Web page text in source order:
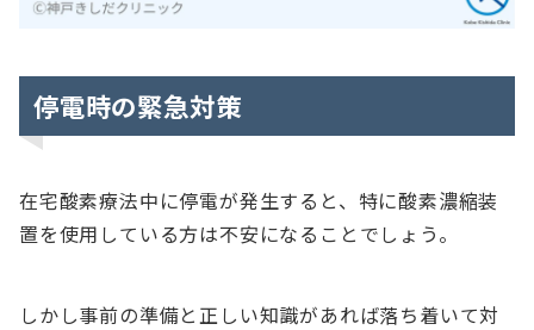
停電時の緊急対策
在宅酸素療法中に停電が発生すると、特に酸素濃縮装
置を使用している方は不安になることでしょう。
しかし事前の準備と正しい知識があれば落ち着いて対